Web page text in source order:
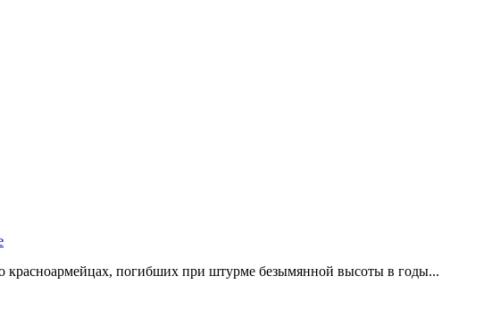
красноармейцах, погибших при штурме безымянной высоты в годы...